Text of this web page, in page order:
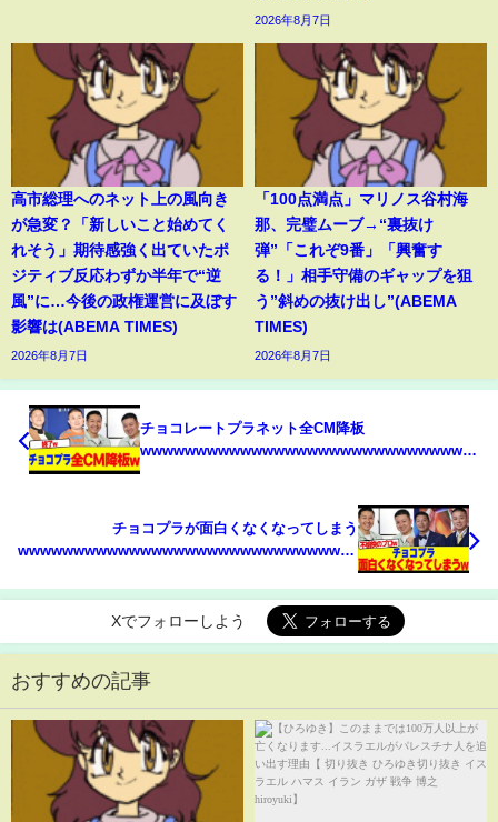
2026年8月7日
高市総理へのネット上の風向き
が急変？「新しいこと始めてく
れそう」期待感強く出ていたポ
ジティブ反応わずか半年で“逆
風”に…今後の政権運営に及ぼす
影響は(ABEMA TIMES)
2026年8月7日
「100点満点」マリノス谷村海
那、完璧ムーブ→“裏抜け
弾”「これぞ9番」「興奮す
る！」相手守備のギャップを狙
う”斜めの抜け出し”(ABEMA
TIMES)
2026年8月7日
チョコレートプラネット全CM降板
チョコプラが面白くなくなってしまう
wwwwwwwwwwwwwwwwwwwwwwwwwwwwwwwwwwwwww【2ch
Xでフォローしよう
おすすめの記事